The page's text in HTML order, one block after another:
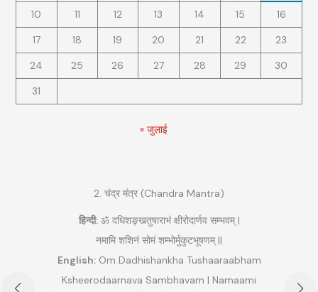
10 11 12 13 14 15
16
17
18 19 20 21 22
23
24
25 26 27 28 29
30
31
« जुलाई
2. चंद्र मंत्र (Chandra Mantra)
हिन्दी:ॐ दधिशङ्खतुषाराभं क्षीरोदार्णव सम्भवम् |
नमामि शशिनं सोमं शम्भोर्मुकुटभूषणम् ||
English:Om Dadhishankha Tushaaraabham
Ksheerodaarnava Sambhavam | Namaami